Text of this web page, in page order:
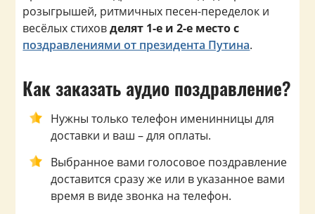
розыгрышей, ритмичных песен-переделок и
весёлых стиховделят 1-е и 2-е место с
поздравлениями от президента Путина.
Как заказать аудио поздравление?
Нужны только телефон именинницы для
доставки и ваш – для оплаты.
Выбранное вами голосовое поздравление
доставится сразу же или в указанное вами
время в виде звонка на телефон.